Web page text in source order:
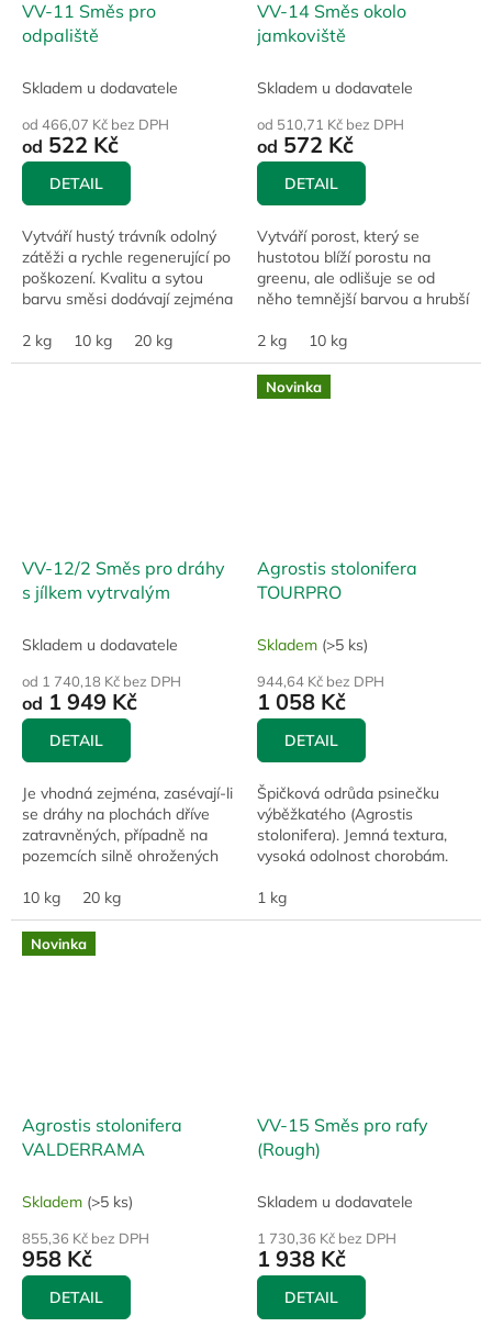
VV-11 Směs pro
odpaliště
Skladem u dodavatele
od 466,07 Kč bez DPH
od 522 Kč
DETAIL
Vytváří hustý trávník odolný
zátěži a rychle regenerující po
poškození. Kvalitu a sytou
barvu směsi dodávají zejména
vytrvalého a špičkové odrůdy...
2 kg 10 kg 20 kg
VV-14 Směs okolo
jamkoviště
Skladem u dodavatele
od 510,71 Kč bez DPH
od 572 Kč
DETAIL
Vytváří porost, který se
hustotou blíží porostu na
greenu, ale odlišuje se od
něho temnější barvou a hrubší
lipnice luční. Tím se green
ohraničuje a...
2 kg 10 kg
VV-12/2 Směs pro dráhy
s jílkem vytrvalým
Skladem u dodavatele
od 1 740,18 Kč bez DPH
od 1 949 Kč
DETAIL
Je vhodná zejména, zasévají-li
se dráhy na plochách dříve
zatravněných, případně na
pozemcích silně ohrožených
10 kg
20 kg
Novinka
Agrostis stolonifera
TOURPRO
Skladem (>5 ks)
944,64 Kč bez DPH
1 058 Kč
DETAIL
Špičková odrůda psinečku
výběžkatého (Agrostis
stolonifera). Jemná textura,
vysoká odolnost chorobám.
profesionální využití na
golfových hřištích.
1 kg
Novinka
Agrostis stolonifera
VALDERRAMA
Skladem (>5 ks)
855,36 Kč bez DPH
958 Kč
DETAIL
VV-15 Směs pro rafy
(Rough)
Skladem u dodavatele
1 730,36 Kč bez DPH
1 938 Kč
DETAIL